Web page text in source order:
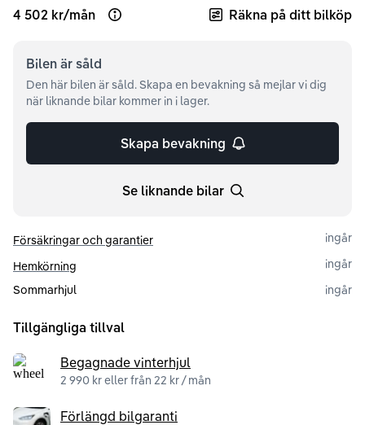
4 502 kr/mån Open loan example Räkna på ditt bilköp
Bilen är såld
Den här bilen är såld. Skapa en bevakning så mejlar vi dig
när liknande bilar kommer in i lager.
Skapa bevakning
Se liknande bilar
Försäkringar och garantier
ingår
Hemkörning
ingår
Sommarhjul
ingår
Tillgängliga tillval
Begagnade vinterhjul
2 990 kr eller från 22 kr / mån
Förlängd bilgaranti